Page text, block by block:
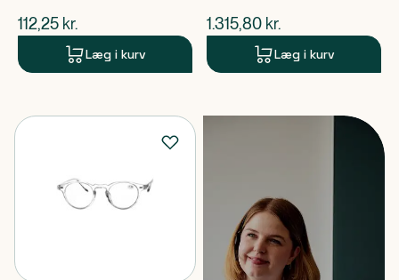
$nuværende pris
112,25 kr.
Læg i kurv
$nuværende pris
1.315,80 kr.
Læg i kurv